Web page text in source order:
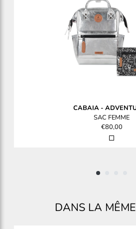
CABAIA-
SAC FEMME
€80,00
DANS LA